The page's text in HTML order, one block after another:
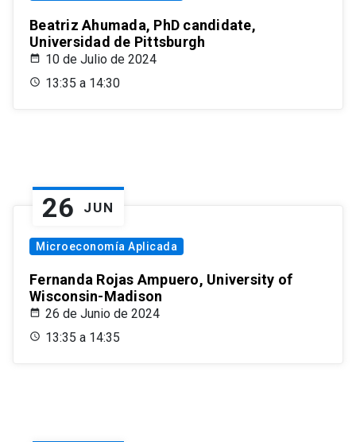
Beatriz Ahumada, PhD candidate,
Universidad de Pittsburgh
10 de Julio de 2024
13:35 a 14:30
26 JUN
Microeconomía Aplicada
Fernanda Rojas Ampuero, University of
Wisconsin-Madison
26 de Junio de 2024
13:35 a 14:35